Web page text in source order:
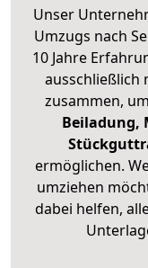
Unser
Umzugs nach
10 Jahre
ausschließlich
zusammen,
Beiladung,
ermöglichen.
umziehen
dabei helfen,